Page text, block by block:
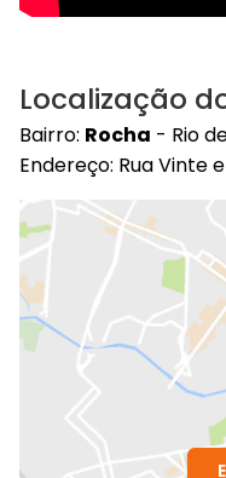
Localização
Bairro: Rocha - Rio
Endereço: Rua Vinte